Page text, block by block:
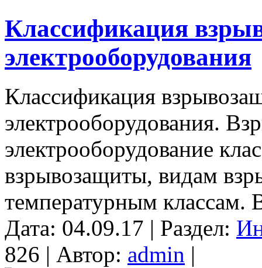
Классификация
электрооборудования
Классификация
электрооборудования.
электрооборудование
взрывозащиты, видам
температурным классам.
Дата: 04.09.17 | Раздел:
826 | Автор: admin |